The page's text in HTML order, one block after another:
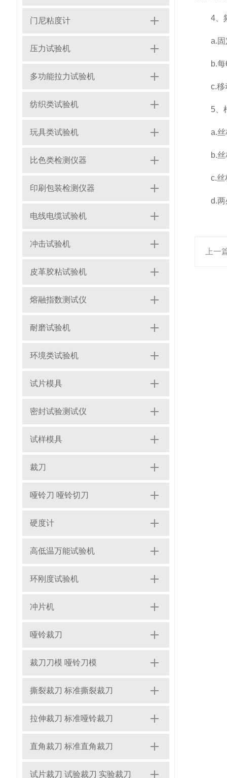
门尼粘度计
压力试验机
多功能拉力试验机
纺织类试验机
玩具类试验机
比色类检测仪器
印刷包装检测仪器
电线电缆试验机
冲击试验机
皮革胶粘试验机
熔融指数测试仪
耐磨试验机
环境类试验机
试片模具
密封试验测试仪
试样模具
裁刀
哑铃刀 哑铃切刀
硬度计
高低温万能试验机
环刚度试验机
冲片机
哑铃裁刀
裁刀刀模 哑铃刀模
撕裂裁刀 标准撕裂裁刀
拉伸裁刀 标准哑铃裁刀
直角裁刀 标准直角裁刀
试片裁刀 试验裁刀 实验裁刀
4、频
a.固定
b.每6
c.移动
5、根
a.丝
b.丝
c.丝
d.两处
上一